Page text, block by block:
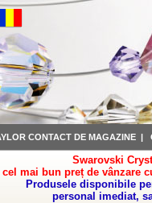
CONTACT DE MAGAZINE |
Swarovski
cel mai bun preț de vânzare
Produsele disponibile
personal imediat,